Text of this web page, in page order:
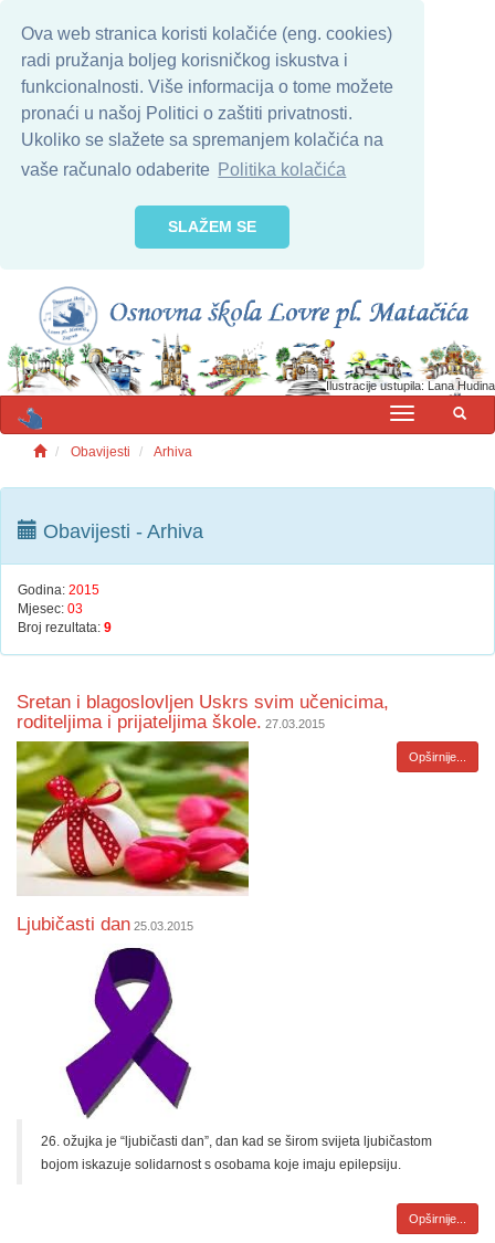
Ova web stranica koristi kolačiće (eng. cookies)
radi pružanja boljeg korisničkog iskustva i
funkcionalnosti. Više informacija o tome možete
pronaći u našoj Politici o zaštiti privatnosti.
Ukoliko se slažete sa spremanjem kolačića na
vaše računalo odaberite Politika kolačića
SLAŽEM SE
Ilustracije ustupila: Lana Hudina
MENU
Obavijesti Arhiva
Obavijesti - Arhiva
Godina: 2015
Mjesec: 03
Broj rezultata: 9
​Sretan i blagoslovljen Uskrs svim učenicima,
roditeljima i prijateljima škole. 27.03.2015
Opširnije...
Ljubičasti dan 25.03.2015
26. ožujka je “ljubičasti dan”, dan kad se širom svijeta ljubičastom
bojom iskazuje solidarnost s osobama koje imaju epilepsiju.
Opširnije...